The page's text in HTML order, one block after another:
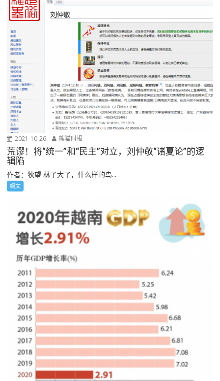
2021-10-26 熊猫时报
荒谬！将“统一”和“民主”对立，刘仲敬“诸夏论”的逻
辑陷
作者：狄望 林子大了，什么样的鸟...
網文